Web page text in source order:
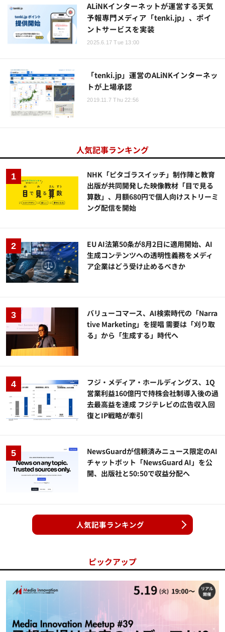
ALiNKインターネットが運営する天気
予報専門メディア「tenki.jp」、ポイ
ントサービスを実装
2025.6.17 Tue 13:00
「tenki.jp」運営のALiNKインターネッ
トが上場承認
2019.11.7 Thu 22:56
人気記事ランキング
NHK「ピタゴラスイッチ」制作陣と教育
出版が共同開発した映像教材「目で見る
算数」、月額680円で個人向けストリーミ
ング配信を開始
EU AI法第50条が8月2日に適用開始、AI
生成コンテンツへの透明性義務をメディ
ア企業はどう受け止めるべきか
バリューコマース、AI検索時代の「Narra
tive Marketing」を提唱 需要は「刈り取
る」から「生成する」時代へ
フジ・メディア・ホールディングス、1Q
営業利益160億円で持株会社制導入後の過
去最高益を達成 フジテレビの広告収入回
復とIP戦略が牽引
NewsGuardが信頼済みニュース限定のAI
チャットボット「NewsGuard AI」を公
開、出版社と50:50で収益分配へ
人気記事ランキング
ピックアップ